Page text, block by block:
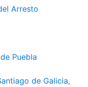
Arresto
Puebla
de Galicia,